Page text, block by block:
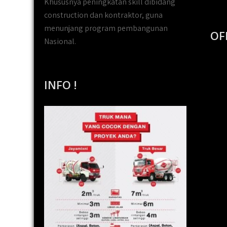
construction dan kontraktor, guna
menunjang program pembangunan
Nasional.
INFO !